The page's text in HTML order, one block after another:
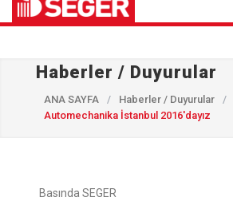
Haberler / Duyurular
ANA SAYFA / Haberler / Duyurular
/
Automechanika İstanbul 2016'dayız
Basında SEGER